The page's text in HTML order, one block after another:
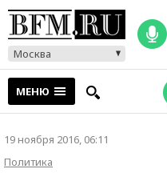
Москва
МЕНЮ
19 ноября 2016, 06:11
Политика